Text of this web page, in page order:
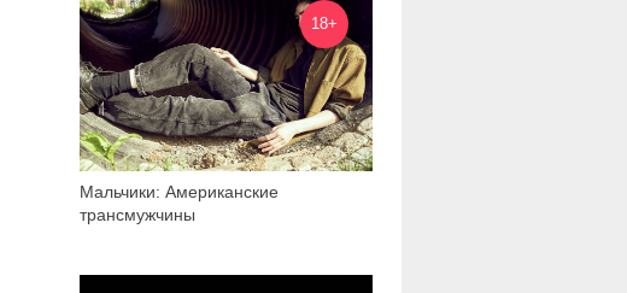
18+
Мальчики: Американские
трансмужчины
23 370